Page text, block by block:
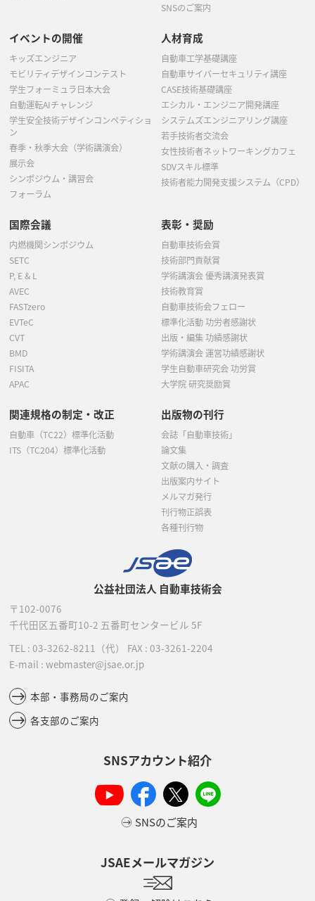
公益社団法人 自動車技術会
〒102-0076
千代田区五番町10-2 五番町センタービル 5F
TEL : 03-3262-8211 （代） FAX : 03-3261-2204
E-mail : webmaster@jsae.or.jp
本部・事務局のご案内
各支部のご案内
SNSアカウント紹介
SNSのご案内
JSAEメールマガジン
SNSのご案内
イベントの開催
キッズエンジニア
モビリティデザインコンテスト
学生フォーミュラ日本大会
自動運転AIチャレンジ
学生安全技術デザインコンペティショ
ン
春季・秋季大会（学術講演会）
展示会
シンポジウム・講習会
フォーラム
人材育成
自動車工学基礎講座
自動車サイバーセキュリティ講座
CASE技術基礎講座
エシカル・エンジニア開発講座
システムズエンジニアリング講座
若手技術者交流会
女性技術者ネットワーキングカフェ
SDVスキル標準
技術者能力開発支援システム（CPD）
国際会議
内燃機関シンポジウム
SETC
P, E & L
AVEC
FASTzero
EVTeC
CVT
BMD
FISITA
APAC
表彰・奨励
自動車技術会賞
技術部門貢献賞
学術講演会 優秀講演発表賞
技術教育賞
自動車技術会フェロー
標準化活動 功労者感謝状
出版・編集 功績感謝状
学術講演会 運営功績感謝状
学生自動車研究会 功労賞
大学院 研究奨励賞
関連規格の制定・改正
自動車（TC22）標準化活動
ITS（TC204）標準化活動
出版物の刊行
会誌「自動車技術」
論文集
文献の購入・調査
出版案内サイト
メルマガ発行
刊行物正誤表
各種刊行物